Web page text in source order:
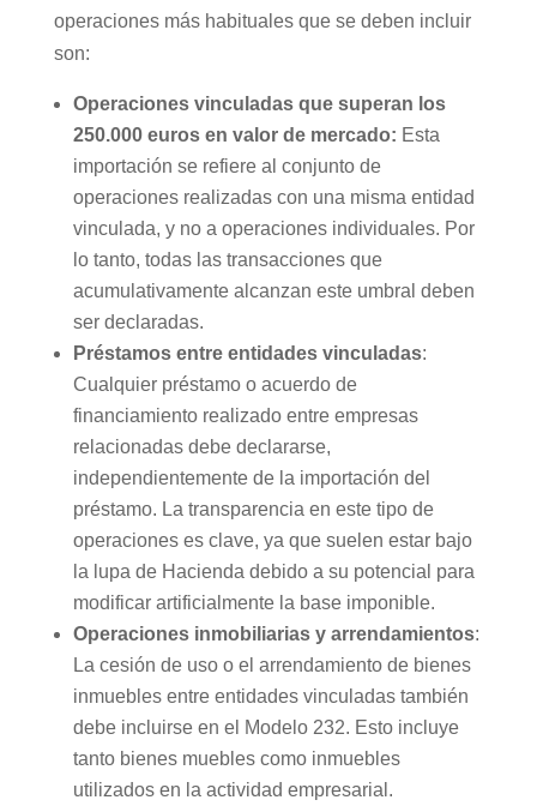
operaciones más habituales que se deben incluir
son:
Operaciones vinculadas que superan los
250.000 euros en valor de mercado: Esta
importación se refiere al conjunto de
operaciones realizadas con una misma entidad
vinculada, y no a operaciones individuales. Por
lo tanto, todas las transacciones que
acumulativamente alcanzan este umbral deben
ser declaradas.
Préstamos entre entidades vinculadas:
Cualquier préstamo o acuerdo de
financiamiento realizado entre empresas
relacionadas debe declararse,
independientemente de la importación del
préstamo. La transparencia en este tipo de
operaciones es clave, ya que suelen estar bajo
la lupa de Hacienda debido a su potencial para
modificar artificialmente la base imponible.
Operaciones inmobiliarias y arrendamientos:
La cesión de uso o el arrendamiento de bienes
inmuebles entre entidades vinculadas también
debe incluirse en el Modelo 232. Esto incluye
tanto bienes muebles como inmuebles
utilizados en la actividad empresarial.